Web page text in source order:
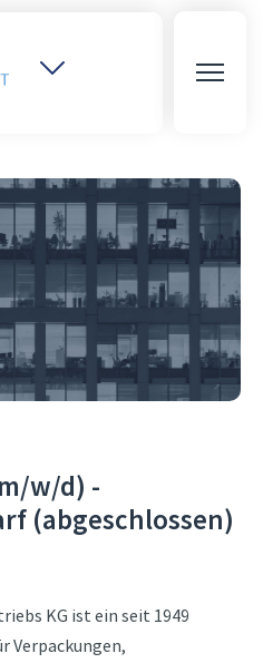
Weitere
w/d) -
(abgeschlossen)
KG ist ein seit 1949
Verpackungen,